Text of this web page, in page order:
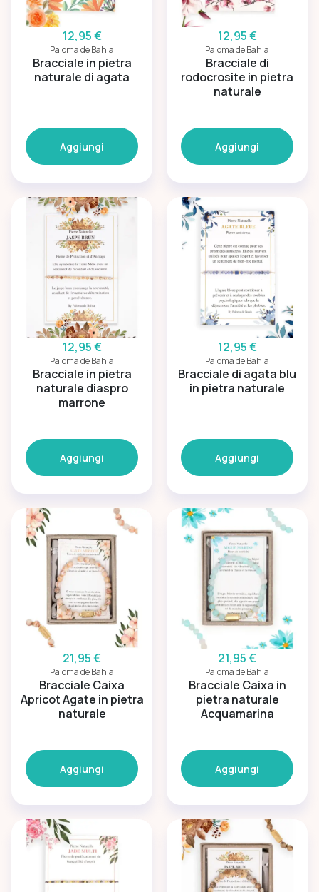
12,95 €
Paloma de Bahia
Bracciale in pietra
naturale di agata
Aggiungi
12,95 €
Paloma de Bahia
Bracciale di
rodocrosite in pietra
naturale
Aggiungi
12,95 €
Paloma de Bahia
Bracciale in pietra
naturale diaspro
marrone
Aggiungi
12,95 €
Paloma de Bahia
Bracciale di agata blu
in pietra naturale
Aggiungi
21,95 €
Paloma de Bahia
Bracciale Caixa
Apricot Agate in pietra
naturale
Aggiungi
21,95 €
Paloma de Bahia
Bracciale Caixa in
pietra naturale
Acquamarina
Aggiungi